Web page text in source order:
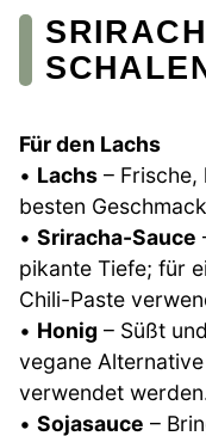
Für den Lachs
• Lachs – Frische,
besten
• Sriracha-Sauce
pikante Tiefe; für
Chili-Paste
• Honig – Süßt
vegane
verwendet
• Sojasauce –